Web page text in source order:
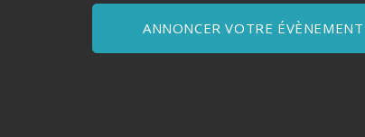
ANNONCER VOTRE ÉVÈNEMENT